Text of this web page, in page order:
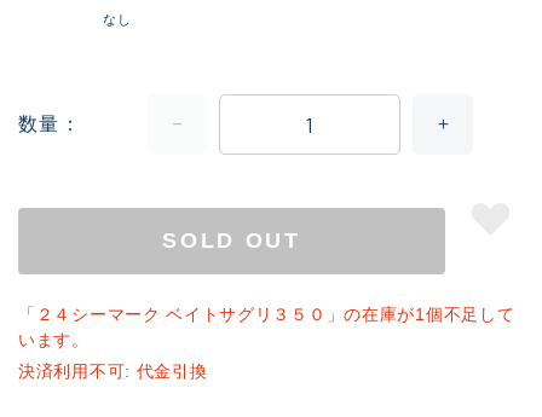
なし
数量
SOLD OUT
「２４シーマーク ベイトサグリ３５０」の在庫が1個不足して
います。
決済利用不可: 代金引換